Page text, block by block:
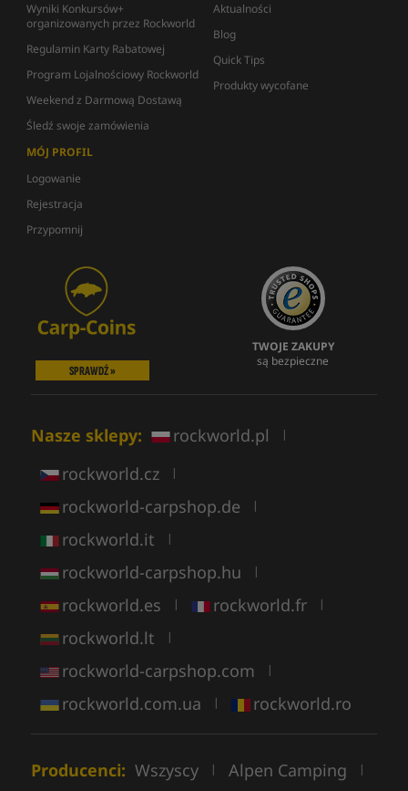
Wyniki Konkursów+
organizowanych przez Rockworld
Regulamin Karty Rabatowej
Program Lojalnościowy Rockworld
Weekend z Darmową Dostawą
Śledź swoje zamówienia
Aktualności
Blog
Quick Tips
Produkty wycofane
MÓJ PROFIL
Logowanie
Rejestracja
Przypomnij
SPRAWDŹ »
TWOJE ZAKUPY
są bezpieczne
Nasze sklepy: rockworld.pl |
rockworld.cz |
rockworld-carpshop.de |
rockworld.it |
rockworld-carpshop.hu |
rockworld.es | rockworld.fr |
rockworld.lt |
rockworld-carpshop.com |
rockworld.com.ua | rockworld.ro
Producenci: Wszyscy | Alpen Camping |